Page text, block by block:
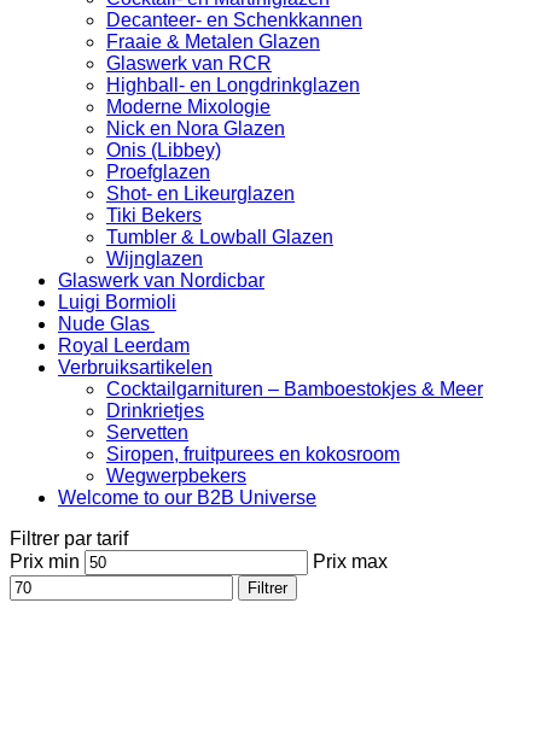
Decanteer- en Schenkkannen
Fraaie & Metalen Glazen
Glaswerk van RCR
Highball- en Longdrinkglazen
Moderne Mixologie
Nick en Nora Glazen
Onis (Libbey)
Proefglazen
Shot- en Likeurglazen
Tiki Bekers
Tumbler & Lowball Glazen
Wijnglazen
Glaswerk van Nordicbar
Luigi Bormioli
Nude Glas
Royal Leerdam
Verbruiksartikelen
Cocktailgarnituren – Bamboestokjes & Meer
Drinkrietjes
Servetten
Siropen, fruitpurees en kokosroom
Wegwerpbekers
Welcome to our B2B Universe
Filtrer par tarif
Prix min
Prix max
Filtrer